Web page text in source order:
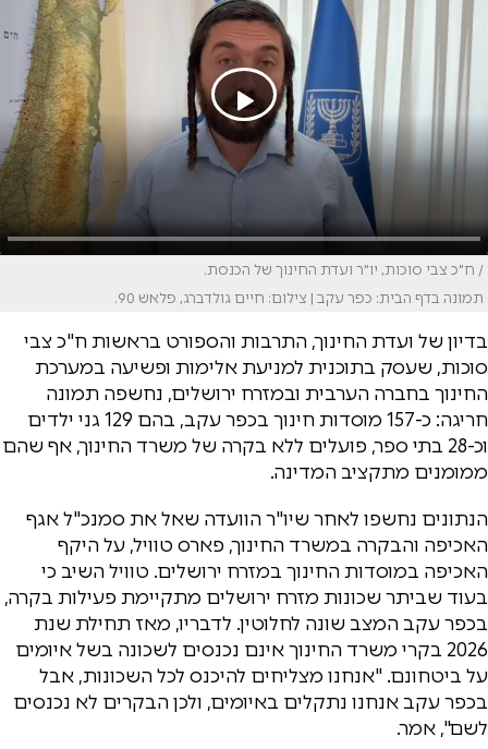
/ ח"כ צבי סוכות, יו"ר ועדת החינוך של הכנסת.
תמונה בדף הבית: כפר עקב | צילום: חיים גולדברג, פלאש 90.
בדיון של ועדת החינוך, התרבות והספורט בראשות ח"כ צבי
סוכות, שעסק בתוכנית למניעת אלימות ופשיעה במערכת
החינוך בחברה הערבית ובמזרח ירושלים, נחשפה תמונה
חריגה: כ-157 מוסדות חינוך בכפר עקב, בהם 129 גני ילדים
וכ-28 בתי ספר, פועלים ללא בקרה של משרד החינוך, אף שהם
ממומנים מתקציב המדינה.
הנתונים נחשפו לאחר שיו"ר הוועדה שאל את סמנכ"ל אגף
האכיפה והבקרה במשרד החינוך, פארס טוויל, על היקף
האכיפה במוסדות החינוך במזרח ירושלים. טוויל השיב כי
בעוד שביתר שכונות מזרח ירושלים מתקיימת פעילות בקרה,
בכפר עקב המצב שונה לחלוטין. לדבריו, מאז תחילת שנת
2026 בקרי משרד החינוך אינם נכנסים לשכונה בשל איומים
על ביטחונם. "אנחנו מצליחים להיכנס לכל השכונות, אבל
בכפר עקב אנחנו נתקלים באיומים, ולכן הבקרים לא נכנסים
לשם", אמר.